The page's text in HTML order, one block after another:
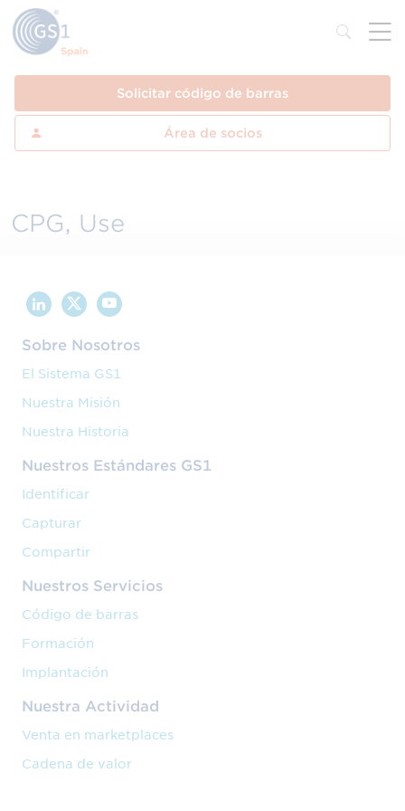
Solicitar código de barras
Área de socios
CPG, Use
Sobre Nosotros
El Sistema GS1
Nuestra Misión
Nuestra Historia
Nuestros Estándares GS1
Identificar
Capturar
Compartir
Nuestros Servicios
Código de barras
Formación
Implantación
Nuestra Actividad
Venta en marketplaces
Cadena de valor